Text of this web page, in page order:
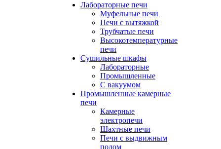
Лабораторные печи
Муфельные печи
Печи с вытяжкой
Трубчатые печи
Высокотемпературные
печи
Сушильные шкафы
Лабораторные
Промышленные
С вакуумом
Промышленные камерные
печи
Камерные
электропечи
Шахтные печи
Печи с выдвижным
подом